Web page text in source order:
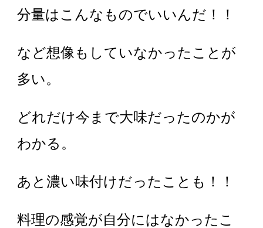
分量はこんなものでいいんだ！！
など想像もしていなかったことが
多い。
どれだけ今まで大味だったのかが
わかる。
あと濃い味付けだったことも！！
料理の感覚が自分にはなかったこ